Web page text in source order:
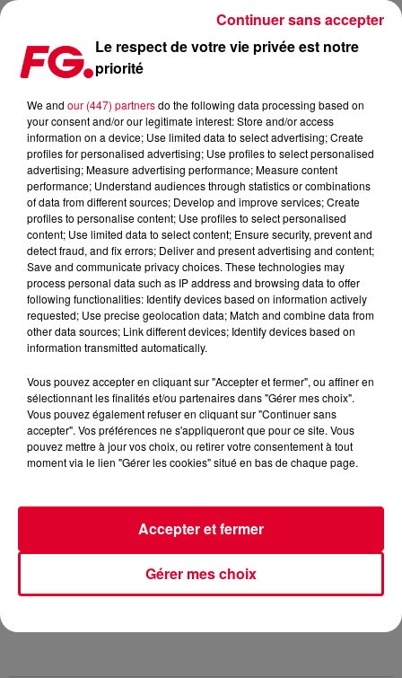
MAINSTAGE : AFROJACK
Le respect de votre vie privée est notre
priorité
We and our (447) partnersdo the following data processing based on
your consent and/or our legitimate interest: Store and/or access
information on a device; Use limited data to select advertising; Create
profiles for personalised advertising; Use profiles to select personalised
advertising; Measure advertising performance; Measure content
performance; Understand audiences through statistics or combinations
of data from different sources; Develop and improve services; Create
profiles to personalise content; Use profiles to select personalised
content; Use limited data to select content; Ensure security, prevent and
detect fraud, and fix errors; Deliver and present advertising and content;
Save and communicate privacy choices. These technologies may
process personal data such as IP address and browsing data to offer
following functionalities: Identify devices based on information actively
requested; Use precise geolocation data; Match and combine data from
other data sources; Link different devices; Identify devices based on
information transmitted automatically.
Vous pouvez accepter en cliquant sur "Accepter et fermer", ou affiner en
sélectionnant les finalités et/ou partenaires dans "Gérer mes choix".
Vous pouvez également refuser en cliquant sur "Continuer sans
accepter". Vos préférences ne s'appliqueront que pour ce site. Vous
pouvez mettre à jour vos choix, ou retirer votre consentement à tout
moment via le lien "Gérer les cookies" situé en bas de chaque page.
Gérer mes choix
Accepter et fermer
Continuer sans accepter